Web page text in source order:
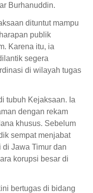
Burhanuddin.
dituntut mampu
publik
Karena itu, ia
segera
di wilayah tugas
tubuh Kejaksaan. Ia
dengan rekam
khusus. Sebelum
sempat menjabat
Jawa Timur dan
korupsi besar di
bertugas di bidang